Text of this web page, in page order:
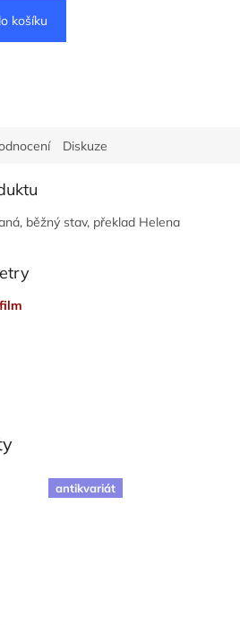
košíku
Diskuze
běžný stav, překlad Helena
antikvariát